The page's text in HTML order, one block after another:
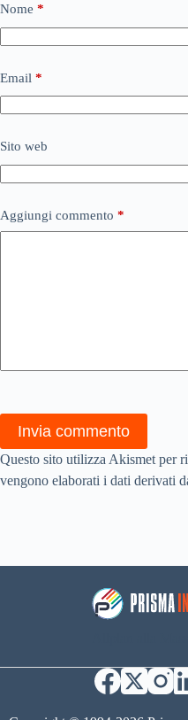
Nome *
Email *
Sito web
Aggiungi commento *
Invia commento
Questo sito utilizza Akismet per
vengono elaborati i dati derivati